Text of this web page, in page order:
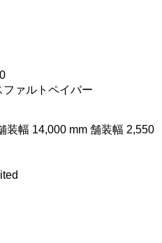
ァルトペイバー
装幅 14,000 mm 舗装幅 2,550